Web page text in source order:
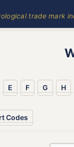
trade mark
E F G H
Codes